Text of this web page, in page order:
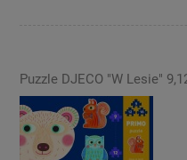
Puzzle DJECO "W Lesie"